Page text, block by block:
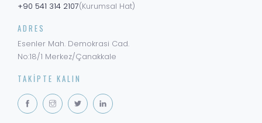
+90 541 314 2107(Kurumsal Hat)
ADRES
Esenler Mah. Demokrasi Cad.
No:18/1 Merkez/Çanakkale
TAKIPTE KALIN